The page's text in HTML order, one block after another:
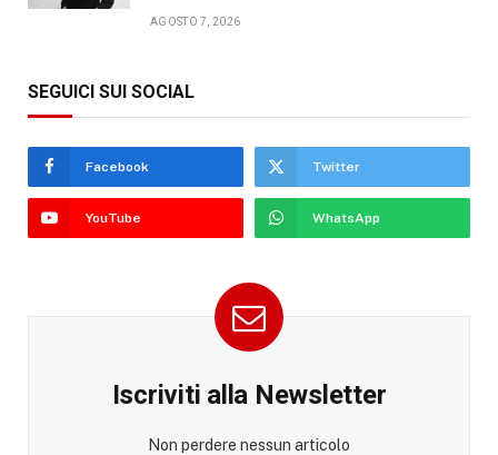
AGOSTO 7, 2026
SEGUICI SUI SOCIAL
Facebook Twitter
YouTube WhatsApp
Iscriviti alla Newsletter
Non perdere nessun articolo